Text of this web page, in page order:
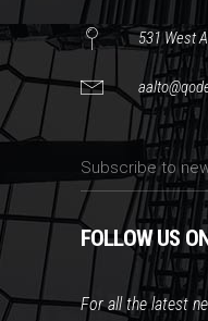
531 West
FOLLOW US
For all the latest